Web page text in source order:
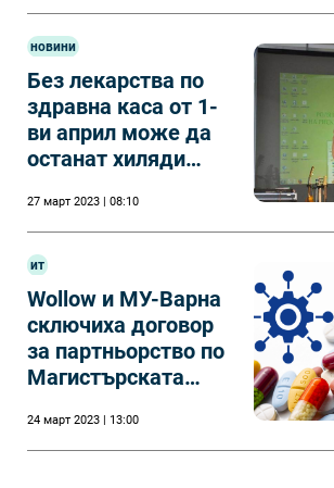
новини
Без лекарства по
здравна каса от 1-
ви април може да
останат хиляди
27 март 2023 | 08:10
ит
Wollow и МУ-Варна
сключиха договор
за партньорство по
Магистърската
„Трансфер на
технологии и
24 март 2023 | 13:00